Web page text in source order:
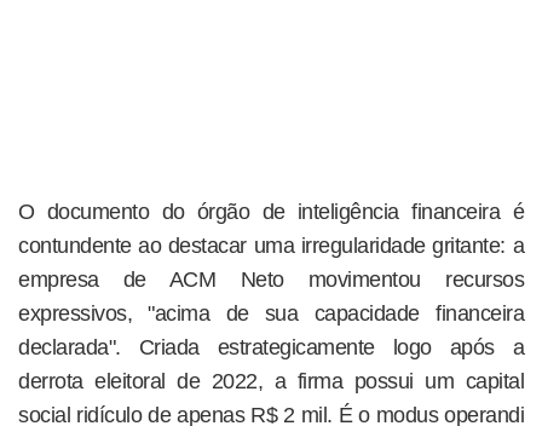
O documento do órgão de inteligência financeira é
contundente ao destacar uma irregularidade gritante: a
empresa de ACM Neto movimentou recursos
expressivos, "acima de sua capacidade financeira
declarada". Criada estrategicamente logo após a
derrota eleitoral de 2022, a firma possui um capital
social ridículo de apenas R$ 2 mil. É o modus operandi